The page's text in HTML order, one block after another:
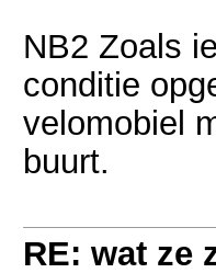
NB2 Zoals
conditie
velomobiel
buurt.
RE: wat ze